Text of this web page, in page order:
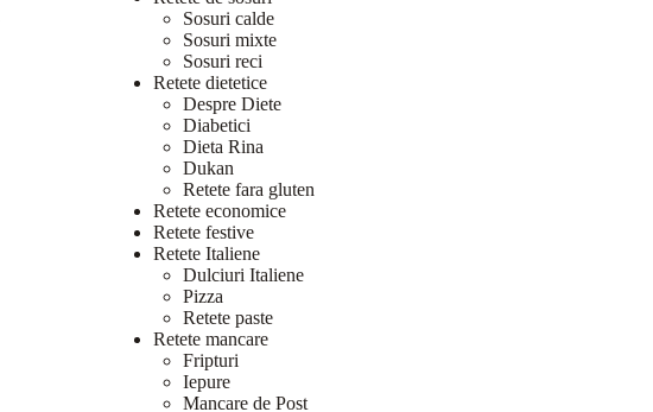
Sosuri calde
Sosuri mixte
Sosuri reci
Retete dietetice
Despre Diete
Diabetici
Dieta Rina
Dukan
Retete fara gluten
Retete economice
Retete festive
Retete Italiene
Dulciuri Italiene
Pizza
Retete paste
Retete mancare
Fripturi
Iepure
Mancare de Post